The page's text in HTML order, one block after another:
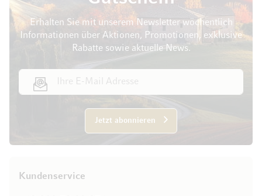
Erhalten Sie mit unserem Newsletter wöchentlich
Informationen über Aktionen, Promotionen, exklusive
Rabatte sowie aktuelle News.
Jetzt abonnieren
Kundenservice